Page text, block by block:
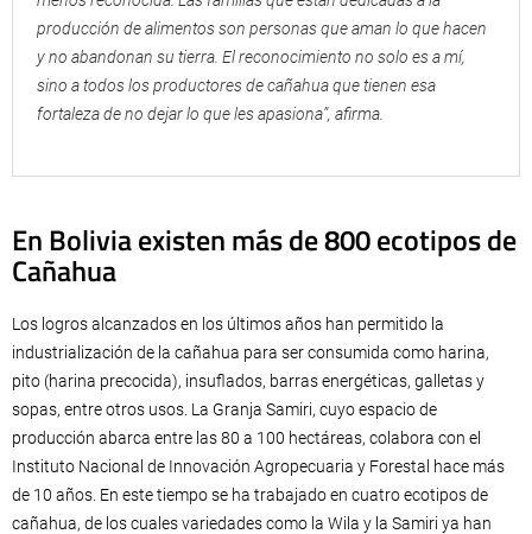
producción de alimentos son personas que aman lo que hacen
y no abandonan su tierra. El reconocimiento no solo es a mí,
sino a todos los productores de cañahua que tienen esa
fortaleza de no dejar lo que les apasiona”, afirma.
En Bolivia existen más de 800 ecotipos de
Cañahua
Los logros alcanzados en los últimos años han permitido la
industrialización de la cañahua para ser consumida como harina,
pito (harina precocida), insuflados, barras energéticas, galletas y
sopas, entre otros usos. La Granja Samiri, cuyo espacio de
producción abarca entre las 80 a 100 hectáreas, colabora con el
Instituto Nacional de Innovación Agropecuaria y Forestal hace más
de 10 años. En este tiempo se ha trabajado en cuatro ecotipos de
cañahua, de los cuales variedades como la Wila y la Samiri ya han